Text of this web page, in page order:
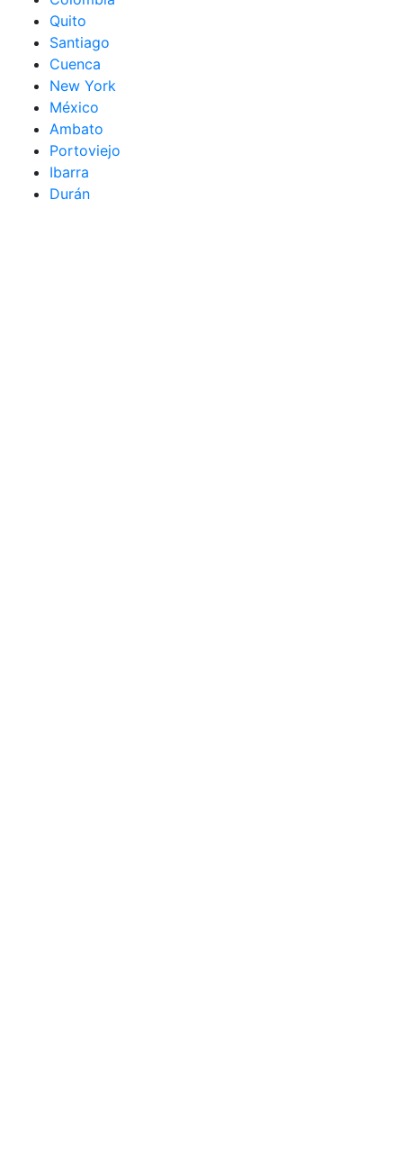
Quito
Santiago
Cuenca
New York
México
Ambato
Portoviejo
Ibarra
Durán